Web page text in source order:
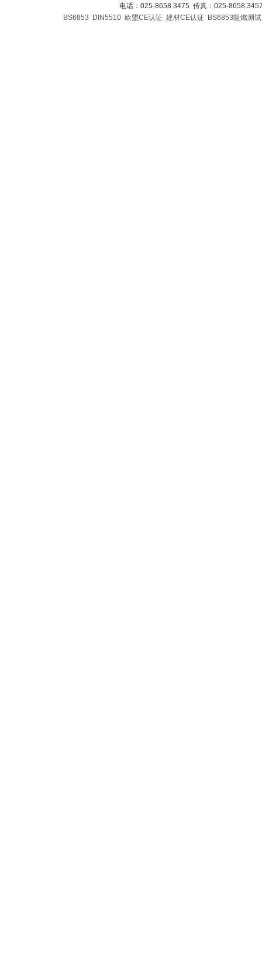
电话：025-8658 3475 传真：025-8658
BS6853
DIN5510 欧盟CE认证 建材CE认证 BS6853阻燃测试